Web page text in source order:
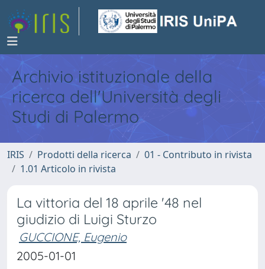
Archivio istituzionale della
ricerca dell'Università degli
Studi di Palermo
IRIS Prodotti della ricerca
01 - Contributo in rivista
1.01 Articolo in rivista
La vittoria del 18 aprile '48 nel
giudizio di Luigi Sturzo
GUCCIONE, Eugenio
2005-01-01